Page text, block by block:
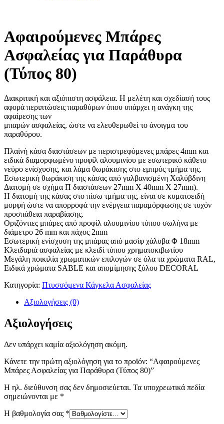
Αφαιρούμενες Μπάρες
Ασφαλείας για Παράθυρα
(Τύπος 80)
Διακριτική και αξιόπιστη ασφάλεια. Η μελέτη και σχεδίασή τους
αφορά περιπτώσεις παραθύρων όπου υπάρχει η ανάγκη της
αφαίρεσης των
μπαρών ασφαλείας, ώστε να ελευθερωθεί το άνοιγμα του
παραθύρου.
Πλαϊνή κάσα διαστάσεων με περιστρεφόμενες μπάρες 4mm και
ειδικά διαμορφωμένο προφίλ αλουμινίου με εσωτερικό κάθετο
νεύρο ενίσχυσης, και λάμα θωράκισης στο εμπρός τμήμα της.
Εσωτερική θωράκιση της κάσας από γαλβανισμένη Χαλύβδινη
Διατομή σε σχήμα Π διαστάσεων 27mm X 40mm X 27mm).
Η διατομή της κάσας στο πίσω τμήμα της, είναι σε κυματοειδή
μορφή ώστε να απορροφά την ενέργεια παραμόρφωσης σε τυχόν
προσπάθεια παραβίασης.
Οριζόντιες μπάρες από προφίλ αλουμινίου τύπου σωλήνα με
διάμετρο 26 mm και πάχος 2mm
Εσωτερική ενίσχυση της μπάρας από μασίφ χάλυβα Φ 18mm
Κλειδαριά ασφαλείας με κλειδί τύπου χρηματοκιβωτίου
Μεγάλη ποικιλία χρωματικών επιλογών σε όλα τα χρώματα RAL,
Ειδικά χρώματα SABLE και απομίμησης ξύλου DECORAL
Κατηγορία: Πτυσσόμενα Κάγκελα Ασφαλείας
Αξιολογήσεις (0)
Αξιολογήσεις
Δεν υπάρχει καμία αξιολόγηση ακόμη.
Κάνετε την πρώτη αξιολόγηση για το προϊόν: “Αφαιρούμενες
Μπάρες Ασφαλείας για Παράθυρα (Τύπος 80)”
Η ηλ. διεύθυνση σας δεν δημοσιεύεται. Τα υποχρεωτικά πεδία
σημειώνονται με *
Η βαθμολογία σας *